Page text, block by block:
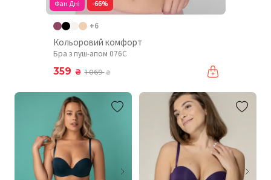
Фан Дні -66%
+6
Кольоровий комфорт
Бра з пуш-апом 076C
359 ₴ 1 069₴